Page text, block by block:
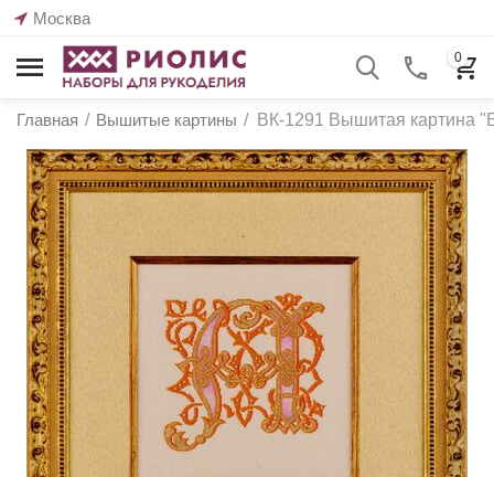
Москва
0
Главная / Вышитые картины / ВК-1291 Вышитая картина